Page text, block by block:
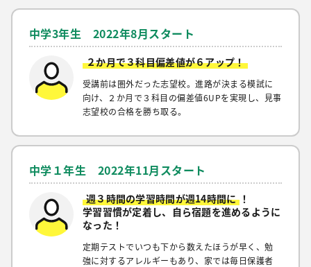
中学3年生 2022年8月スタート
２か月で３科目偏差値が６アップ！
受講前は圏外だった志望校。進路が決まる模試に
向け、２か月で３科目の偏差値6UPを実現し、見事
志望校の合格を勝ち取る。
中学１年生 2022年11月スタート
週３時間の学習時間が週14時間に ！
学習習慣が定着し、自ら宿題を進めるように
なった！
定期テストでいつも下から数えたほうが早く、勉
強に対するアレルギーもあり、家では毎日保護者